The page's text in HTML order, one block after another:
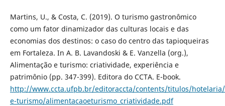
Martins, U., & Costa, C. (2019). O turismo gastronômico
como um fator dinamizador das culturas locais e das
economias dos destinos: o caso do centro das tapioqueiras
em Fortaleza. In A. B. Lavandoski & E. Vanzella (org.),
Alimentação e turismo: criatividade, experiência e
patrimônio (pp. 347-399). Editora do CCTA. E-book.
http://www.ccta.ufpb.br/editoraccta/contents/titulos/
e-turismo/alimentacaoeturismo_criatividade.pdf